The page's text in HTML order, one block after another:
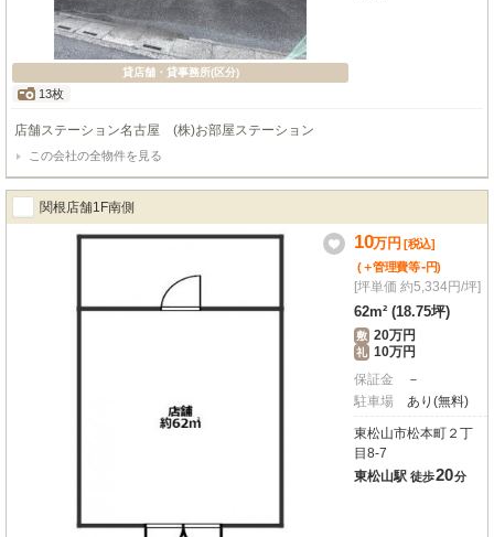
貸店舗・貸事務所(区分)
13枚
店舗ステーション名古屋 (株)お部屋ステーション
この会社の全物件を見る
関根店舗1F南側
10万円 [税込]
(＋管理費等-円)
[坪単価 約5,334円/坪]
62m² (18.75坪)
敷 20万円
礼 10万円
保証金
－
駐車場
あり(無料)
東松山市松本町２丁
目8-7
東松山駅 徒歩20分